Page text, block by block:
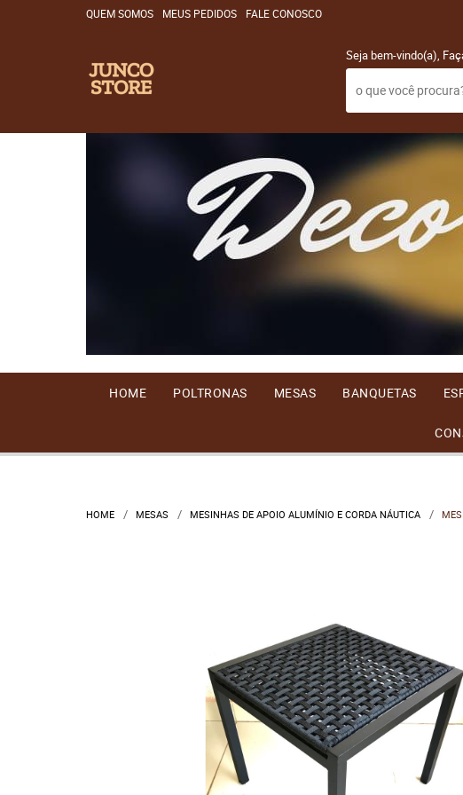
QUEM SOMOS MEUS PEDIDOS FALE CONOSCO
Seja bem-vindo(a),
HOME POLTRONAS MESAS BANQUETAS
HOME MESAS MESINHAS DE APOIO ALUMÍNIO E CORDA NÁUTICA